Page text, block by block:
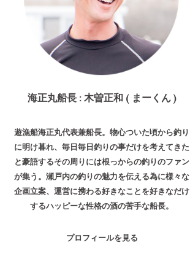
海正丸船長 : 木曽正和 ( まーくん )
遊漁船海正丸代表兼船長。物心ついた頃から釣り
に明け暮れ、毎日毎日釣りの事だけを考えてきた
と豪語するその周りには根っからの釣りのファン
が集う。瀬戸内の釣りの魅力を伝える為に様々な
企画立案、運営に携わる好きなことを好きなだけ
するハッピーな性格の酒の苦手な船長。
プロフィールを見る